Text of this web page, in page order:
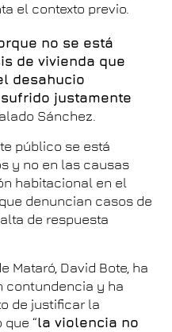
el contexto previo.
no se está
de vivienda que
desahucio
justamente
Sánchez.
público se está
y no en las causas
habitacional en el
denuncian casos de
de respuesta
Mataró, David Bote, ha
contundencia y ha
de justificar la
“la violencia no